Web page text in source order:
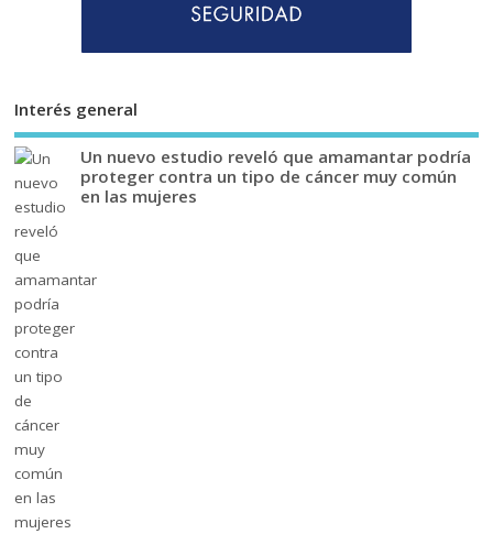
Interés general
Un nuevo estudio reveló que amamantar podría
proteger contra un tipo de cáncer muy común
en las mujeres